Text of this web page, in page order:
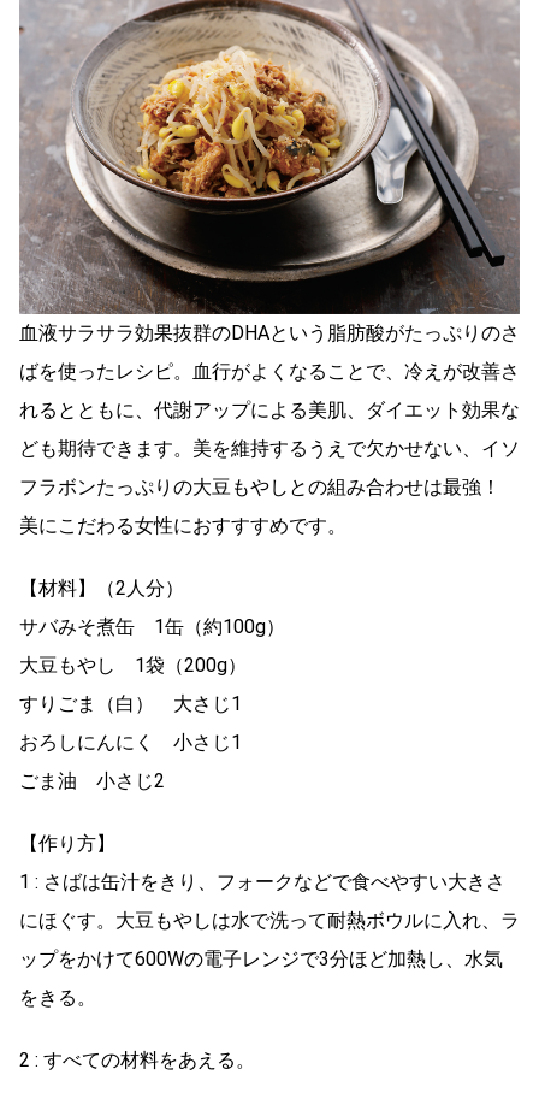
血液サラサラ効果抜群のDHAという脂肪酸がたっぷりのさ
ばを使ったレシピ。血行がよくなることで、冷えが改善さ
れるとともに、代謝アップによる美肌、ダイエット効果な
ども期待できます。美を維持するうえで欠かせない、イソ
フラボンたっぷりの大豆もやしとの組み合わせは最強！
美にこだわる女性におすすすめです。
【材料】（2人分）
サバみそ煮缶 1缶（約100g）
大豆もやし 1袋（200g）
すりごま（白） 大さじ1
おろしにんにく 小さじ1
ごま油 小さじ2
【作り方】
1 : さばは缶汁をきり、フォークなどで食べやすい大きさ
にほぐす。大豆もやしは水で洗って耐熱ボウルに入れ、ラ
ップをかけて600Wの電子レンジで3分ほど加熱し、水気
をきる。
2 : すべての材料をあえる。